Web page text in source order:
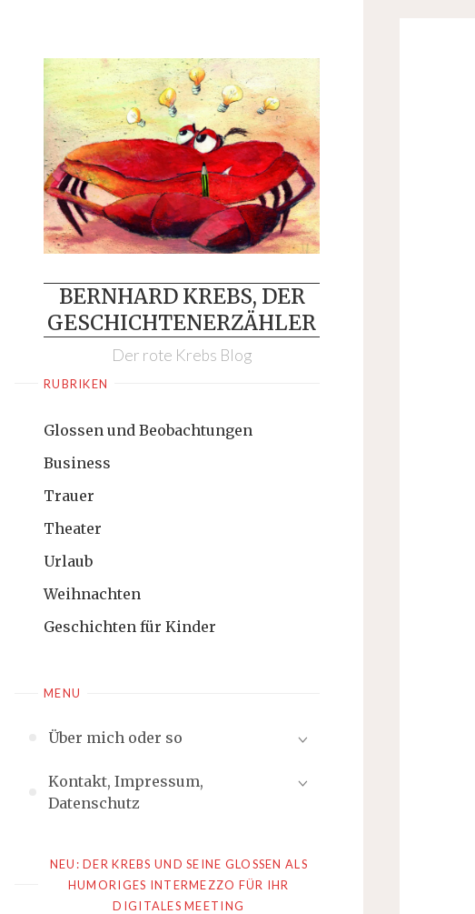
content
BERNHARD KREBS, DER
GESCHICHTENERZÄHLER
Der rote Krebs Blog
RUBRIKEN
Glossen und Beobachtungen
Business
Trauer
Theater
Urlaub
Weihnachten
Geschichten für Kinder
MENU
Über mich oder so
Kontakt, Impressum,
Datenschutz
NEU: DER KREBS UND SEINE GLOSSEN ALS
HUMORIGES INTERMEZZO FÜR IHR
DIGITALES MEETING